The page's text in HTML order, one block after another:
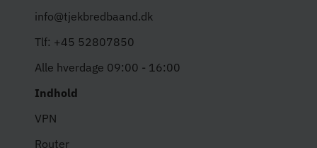
info@tjekbredbaand.dk
Tlf: +45 52807850
Alle hverdage 09:00 - 16:00
Indhold
VPN
Router